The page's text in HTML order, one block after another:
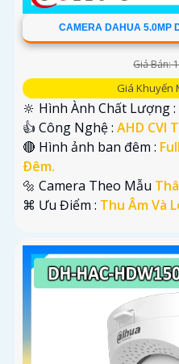
CAMERA DAHUA 5.0MP
Giá Bán:
Giá Khuyến
🔆 Hình Ành Chất Lượng :
👍 Công Nghệ : AHD CVI
🔴 Hình ảnh ban đêm :
Ðêm.
🔩 Camera Theo Mẫu
️⌘ Ưu Điểm : Thu Âm Và